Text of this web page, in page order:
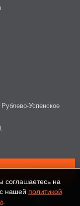
Успенское
соглашаетесь на
нашей политикой